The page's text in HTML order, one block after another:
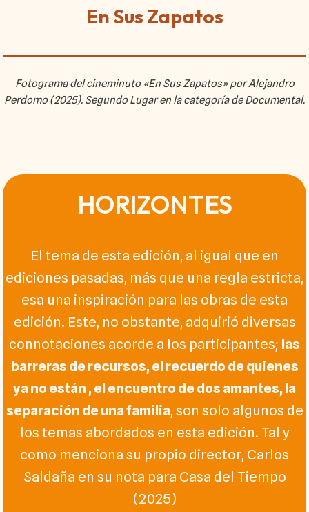
En Sus Zapatos
Fotograma del cineminuto «En Sus Zapatos» por Alejandro
Perdomo (2025). Segundo Lugar en la categoría de Documental.
HORIZONTES
El tema de esta edición, al igual que en
ediciones pasadas, más que una regla estricta,
esa una inspiración para las obras de esta
edición. Este, no obstante, adquirió diversas
connotaciones acorde a los participantes; las
barreras de recursos, el recuerdo de quienes
ya no están , el encuentro de dos amantes, la
separación de una familia, son solo algunos de
los temas abordados en esta edición. Tal y
como menciona su propio director, Carlos
Saldaña en su nota para Casa del Tiempo
(2025)